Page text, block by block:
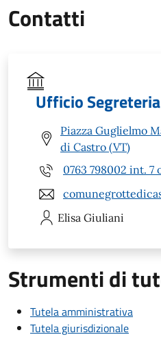
Contatti
Ufficio
Piazza Guglielmo
di Castro (VT)
0763 798002 int. 7
Elisa Giuliani
Strumenti di
Tutela amministrativa
Tutela giurisdizionale